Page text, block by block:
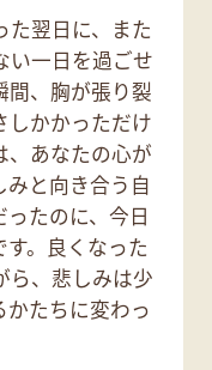
た翌日に、また
い一日を過ごせ
間、胸が張り裂
しかかっただけ
、あなたの心が
と向き合う自
たのに、今日
。良くなった
ら、悲しみは少
かたちに変わっ